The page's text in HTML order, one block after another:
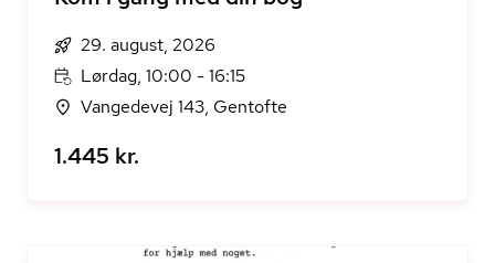
29. august, 2026
Lørdag, 10:00 - 16:15
Vangedevej 143, Gentofte
1.445 kr.